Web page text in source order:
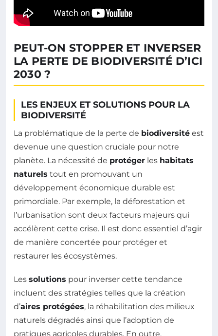
PEUT-ON STOPPER ET INVERSER
LA PERTE DE BIODIVERSITÉ D’ICI
2030 ?
LES ENJEUX ET SOLUTIONS POUR LA
BIODIVERSITÉ
La problématique de la perte de biodiversité est
devenue une question cruciale pour notre
planète. La nécessité de protéger les habitats
naturels tout en promouvant un
développement économique durable est
primordiale. Par exemple, la déforestation et
l’urbanisation sont deux facteurs majeurs qui
accélèrent cette crise. Il est donc essentiel d’agir
de manière concertée pour protéger et
restaurer les écosystèmes.
Les solutions pour inverser cette tendance
incluent des stratégies telles que la création
d’aires protégées, la réhabilitation des milieux
naturels dégradés ainsi que l’adoption de
pratiques agricoles durables. En outre,